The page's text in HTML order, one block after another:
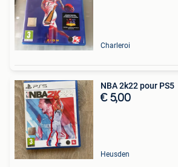
Charleroi
NBA 2k22 pour PS5
€ 5,00
Heusden